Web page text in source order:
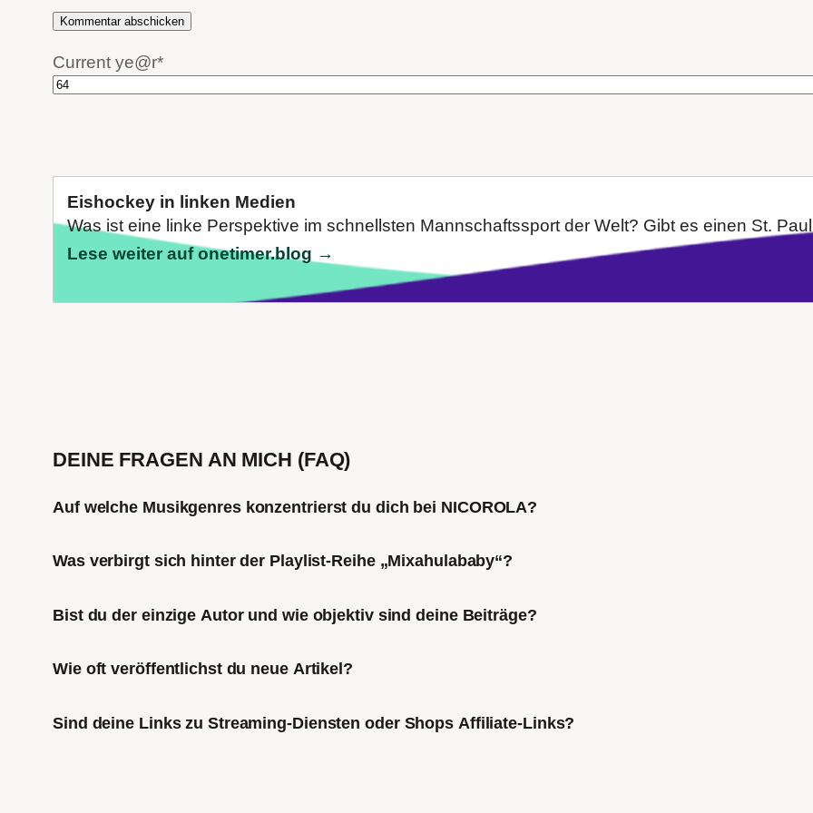
Current ye@r*
Eishockey in linken Medien
Was ist eine linke Perspektive im schnellsten Mannschaftssport der Welt? Gibt es einen St.
Lese weiter auf onetimer.blog →
DEINE FRAGEN AN MICH (FAQ)
Auf welche Musikgenres konzentrierst du dich bei NICOROLA?
Was verbirgt sich hinter der Playlist-Reihe „Mixahulababy“?
Bist du der einzige Autor und wie objektiv sind deine Beiträge?
Wie oft veröffentlichst du neue Artikel?
Sind deine Links zu Streaming-Diensten oder Shops Affiliate-Links?